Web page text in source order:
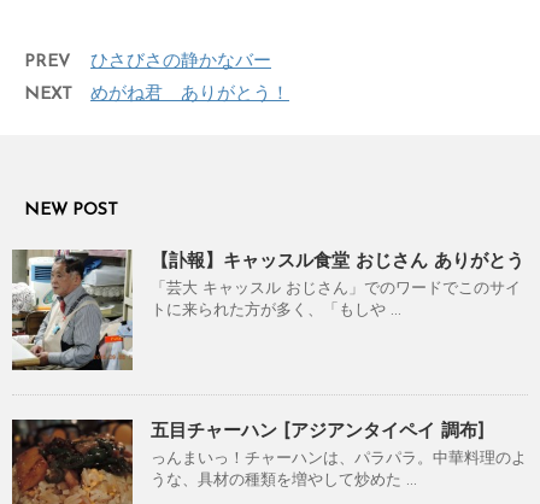
PREV
ひさびさの静かなバー
NEXT
めがね君 ありがとう！
NEW POST
【訃報】キャッスル食堂 おじさん ありがとう
「芸大 キャッスル おじさん」でのワードでこのサイ
トに来られた方が多く、「もしや ...
五目チャーハン [アジアンタイペイ 調布]
っんまいっ！チャーハンは、パラパラ。中華料理のよ
うな、具材の種類を増やして炒めた ...